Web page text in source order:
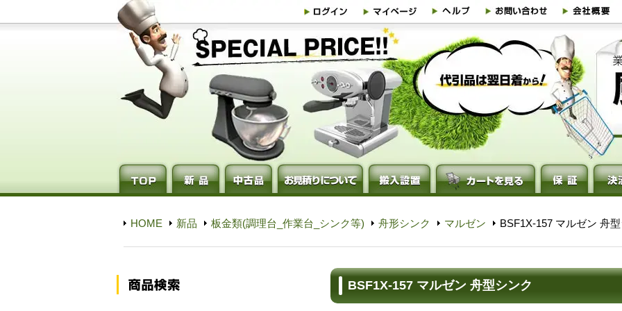
HOME 新品 板金類(調理台_作業台_シンク等) 舟形シンク マルゼン BSF1X-157 マルゼン 舟
BSF1X-157 マルゼン 舟型シンク